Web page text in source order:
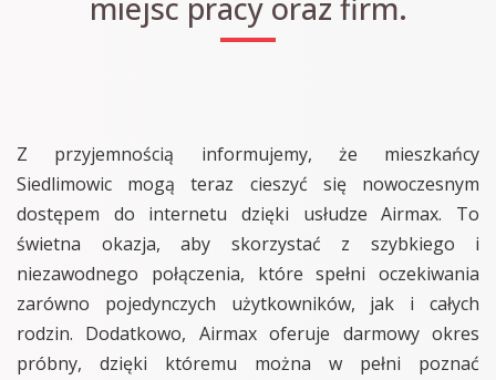
miejsc pracy oraz firm.
Z przyjemnością informujemy, że mieszkańcy
Siedlimowic mogą teraz cieszyć się nowoczesnym
dostępem do internetu dzięki usłudze Airmax. To
świetna okazja, aby skorzystać z szybkiego i
niezawodnego połączenia, które spełni oczekiwania
zarówno pojedynczych użytkowników, jak i całych
rodzin. Dodatkowo, Airmax oferuje darmowy okres
próbny, dzięki któremu można w pełni poznać